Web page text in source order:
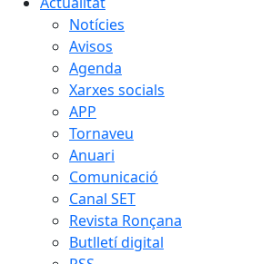
Notícies
Avisos
Agenda
Xarxes socials
APP
Tornaveu
Anuari
Comunicació
Canal SET
Revista Ronçana
Butlletí digital